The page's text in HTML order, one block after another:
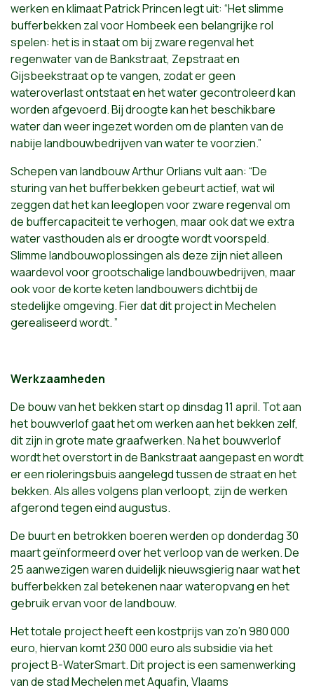
werken en klimaat Patrick Princen legt uit: “Het slimme
bufferbekken zal voor Hombeek een belangrijke rol
spelen: het is in staat om bij zware regenval het
regenwater van de Bankstraat, Zepstraat en
Gijsbeekstraat op te vangen, zodat er geen
wateroverlast ontstaat en het water gecontroleerd kan
worden afgevoerd. Bij droogte kan het beschikbare
water dan weer ingezet worden om de planten van de
nabije landbouwbedrijven van water te voorzien.”
Schepen van landbouw Arthur Orlians vult aan: “De
sturing van het bufferbekken gebeurt actief, wat wil
zeggen dat het kan leeglopen voor zware regenval om
de buffercapaciteit te verhogen, maar ook dat we extra
water vasthouden als er droogte wordt voorspeld.
Slimme landbouwoplossingen als deze zijn niet alleen
waardevol voor grootschalige landbouwbedrijven, maar
ook voor de korte keten landbouwers dichtbij de
stedelijke omgeving. Fier dat dit project in Mechelen
gerealiseerd wordt. ”
Werkzaamheden
De bouw van het bekken start op dinsdag 11 april. Tot aan
het bouwverlof gaat het om werken aan het bekken zelf,
dit zijn in grote mate graafwerken. Na het bouwverlof
wordt het overstort in de Bankstraat aangepast en wordt
er een rioleringsbuis aangelegd tussen de straat en het
bekken. Als alles volgens plan verloopt, zijn de werken
afgerond tegen eind augustus.
De buurt en betrokken boeren werden op donderdag 30
maart geïnformeerd over het verloop van de werken. De
25 aanwezigen waren duidelijk nieuwsgierig naar wat het
bufferbekken zal betekenen naar wateropvang en het
gebruik ervan voor de landbouw.
Het totale project heeft een kostprijs van zo’n 980 000
euro, hiervan komt 230 000 euro als subsidie via het
project B-WaterSmart. Dit project is een samenwerking
van de stad Mechelen met Aquafin, Vlaams